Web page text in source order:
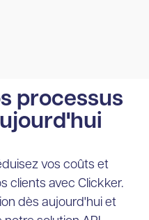
processus
vos coûts et
clients avec Clickker.
dès aujourd'hui et